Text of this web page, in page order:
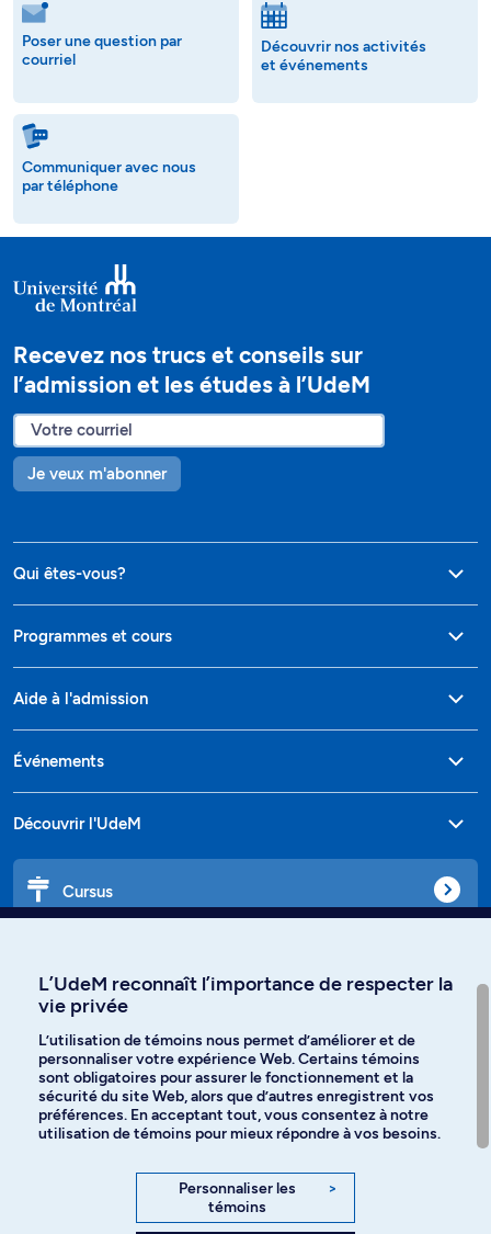
Poser une question par
courriel
Découvrir nos activités
et événements
Communiquer avec nous
par téléphone
Recevez nos trucs et conseils sur
l’admission et les études à l’UdeM
Je veux m'abonner
Qui êtes-vous?
Programmes et cours
Aide à l'admission
Événements
Découvrir l'UdeM
Cursus
Langues
Facebook Instagram
YouTube
L’UdeM reconnaît l’importance de respecter la
vie privée
L’utilisation de témoins nous permet d’améliorer et de
personnaliser votre expérience Web. Certains témoins
sont obligatoires pour assurer le fonctionnement et la
sécurité du site Web, alors que d’autres enregistrent vos
préférences. En acceptant tout, vous consentez à notre
utilisation de témoins pour mieux répondre à vos besoins.
Personnaliser les
témoins
>